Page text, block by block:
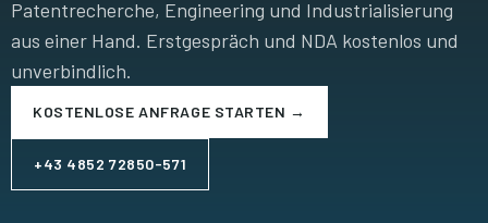
Patentrecherche, Engineering und Industrialisierung
aus einer Hand. Erstgespräch und NDA kostenlos und
unverbindlich.
KOSTENLOSE ANFRAGE STARTEN →
+43 4852 72850-571